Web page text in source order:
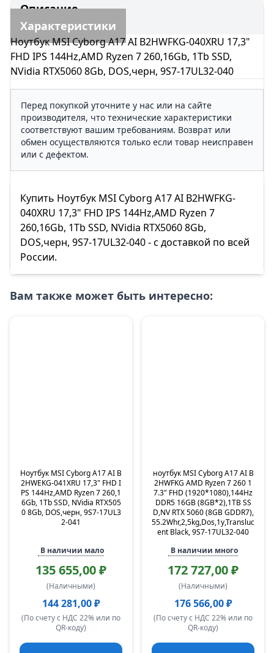
Описание
Характеристики
Ноутбук MSI Cyborg A17 AI B2HWFKG-040XRU 17,3"
FHD IPS 144Hz,AMD Ryzen 7 260,16Gb, 1Tb SSD,
NVidia RTX5060 8Gb, DOS,черн, 9S7-17UL32-040
Перед покупкой уточните у нас или на сайте
производителя, что технические характеристики
соответствуют вашим требованиям. Возврат или
обмен осуществляются только если товар неисправен
или с дефектом.
Купить Ноутбук MSI Cyborg A17 AI B2HWFKG-
040XRU 17,3" FHD IPS 144Hz,AMD Ryzen 7
260,16Gb, 1Tb SSD, NVidia RTX5060 8Gb,
DOS,черн, 9S7-17UL32-040 - с доставкой по всей
России.
Вам также может быть интересно:
Ноутбук MSI Cyborg A17 AI B
2HWEKG-041XRU 17,3" FHD I
PS 144Hz,AMD Ryzen 7 260,1
6Gb, 1Tb SSD, NVidia RTX505
0 8Gb, DOS,черн, 9S7-17UL3
2-041
В наличии мало
135 655,00 ₽
(Наличными)
144 281,00 ₽
(По счету с НДС 22% или по
QR-коду)
ноутбук MSI Cyborg A17 AI B
2HWFKG AMD Ryzen 7 260 1
7.3" FHD (1920*1080),144Hz
DDR5 16GB (8GB*2),1TB SS
D,NV RTX 5060 (8GB GDDR7),
55.2Whr,2,5kg,Dos,1y,Transluc
ent Black, 9S7-17UL32-040
В наличии много
172 727,00 ₽
(Наличными)
176 566,00 ₽
(По счету с НДС 22% или по
QR-коду)